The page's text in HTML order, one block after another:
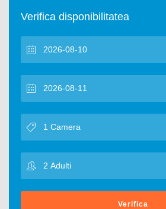
Verifica disponibilitatea
Verifica